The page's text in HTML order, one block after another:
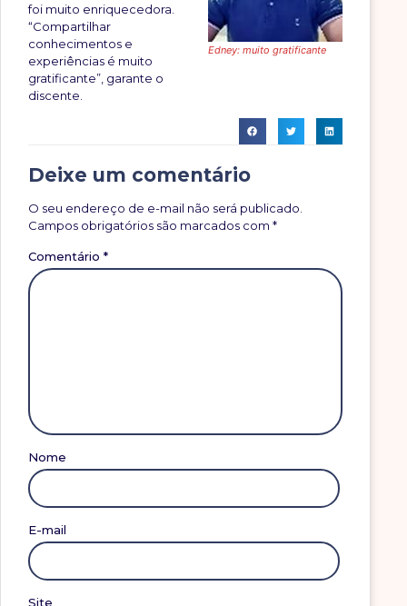
Edney: muito gratificante
foi muito enriquecedora.
“Compartilhar
conhecimentos e
experiências é muito
gratificante”, garante o
discente.
Deixe um comentário
O seu endereço de e-mail não será publicado.
Campos obrigatórios são marcados com *
Comentário *
Nome
E-mail
Site